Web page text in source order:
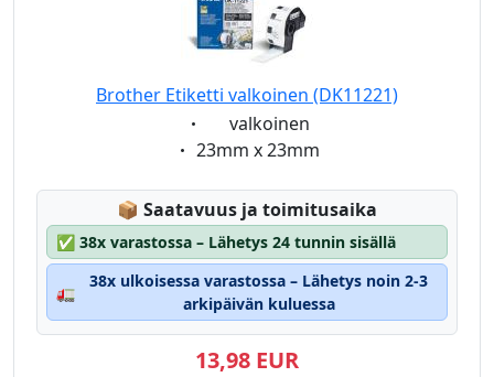
Brother Etiketti valkoinen (DK11221)
Eigenschaft:
valkoinen
Eigenschaft:
23mm x 23mm
📦 Lagerstatus:
Saatavuus ja toimitusaika
✅ 38x varastossa – Lähetys 24 tunnin sisällä
🚛
38x ulkoisessa varastossa – Lähetys noin 2-3
arkipäivän kuluessa
13,98 EUR